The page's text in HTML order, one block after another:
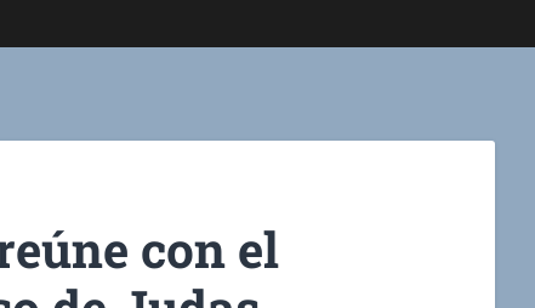
con el